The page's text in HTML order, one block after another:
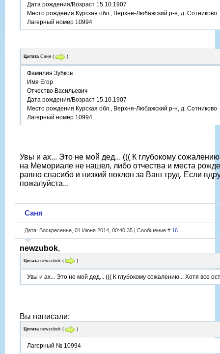
Дата рождения/Возраст 15.10.1907
Место рождения Курская обл., Верхне-Любажский р-н, д. Сотниково
Лагерный номер 10994
Цитата Саня ( )
Фамилия Зубков
Имя Егор
Отчество Васильевич
Дата рождения/Возраст 15.10.1907
Место рождения Курская обл., Верхне-Любажский р-н, д. Сотниково
Лагерный номер 10994
Увы и ах... Это не мой дед... ((( К глубокому
на Мемориале не нашел, либо отчества и места
равно спасибо и низкий поклон за Ваш труд. Если
пожалуйста...
Саня
Дата: Воскресенье, 01 Июня 2014, 00:40:35 | Сообщение # 16
newzubok,
Цитата newzubok ( )
Увы и ах... Это не мой дед... ((( К глубокому сожалению... Хотя все
Вы написали:
Цитата newzubok ( )
Лагерный № 10994